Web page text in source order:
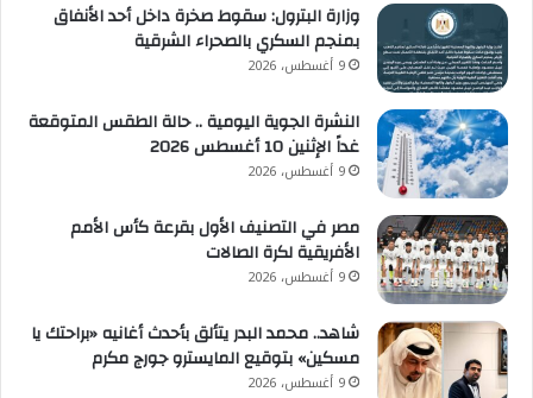
وزارة البترول: سقوط صخرة داخل أحد الأنفاق
بمنجم السكري بالصحراء الشرقية
9 أغسطس، 2026
النشرة الجوية اليومية .. حالة الطقس المتوقعة
غداً الإثنين 10 أغسطس 2026
9 أغسطس، 2026
مصر في التصنيف الأول بقرعة كأس الأمم
الأفريقية لكرة الصالات
9 أغسطس، 2026
شاهد.. محمد البدر يتألق بأحدث أغانيه «براحتك يا
مسكين» بتوقيع المايسترو جورج مكرم
9 أغسطس، 2026